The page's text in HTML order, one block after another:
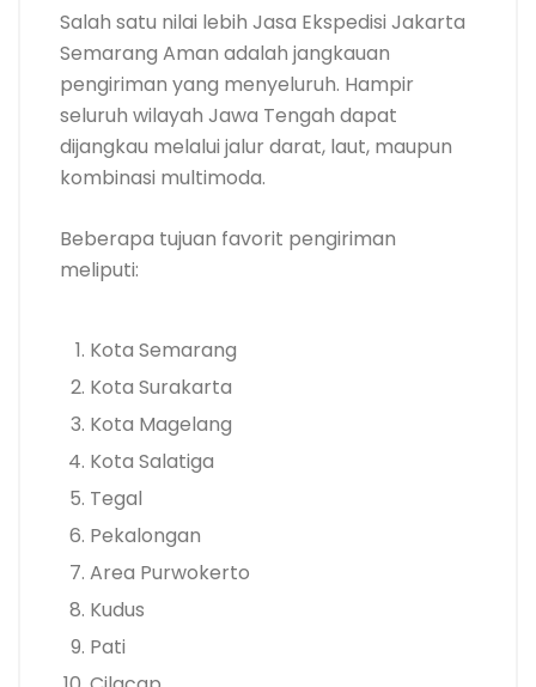
Salah satu nilai lebih Jasa Ekspedisi Jakarta
Semarang Aman adalah jangkauan
pengiriman yang menyeluruh. Hampir
seluruh wilayah Jawa Tengah dapat
dijangkau melalui jalur darat, laut, maupun
kombinasi multimoda.
Beberapa tujuan favorit pengiriman
meliputi:
Kota Semarang
Kota Surakarta
Kota Magelang
Kota Salatiga
Tegal
Pekalongan
Area Purwokerto
Kudus
Pati